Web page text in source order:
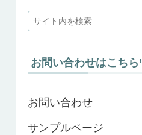
お問い合わせはこちら’
お問い合わせ
サンプルページ